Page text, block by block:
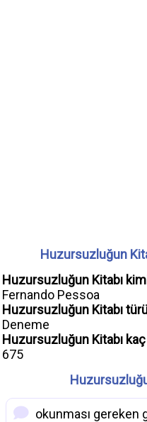
Huzursuzluğun
Huzursuzluğun Kitabı
Fernando Pessoa
Huzursuzluğun Kitabı
Deneme
Huzursuzluğun Kitabı
675
okunması gereken